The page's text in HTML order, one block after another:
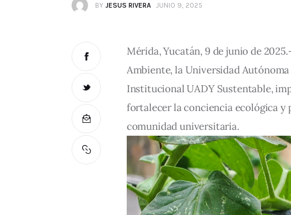
BY JESUS RIVERA JUNIO 9, 2025
Mérida, Yucatán, 9 de junio de
Ambiente, la Universidad
Institucional UADY Sustentable,
fortalecer la conciencia ecológica
comunidad universitaria.